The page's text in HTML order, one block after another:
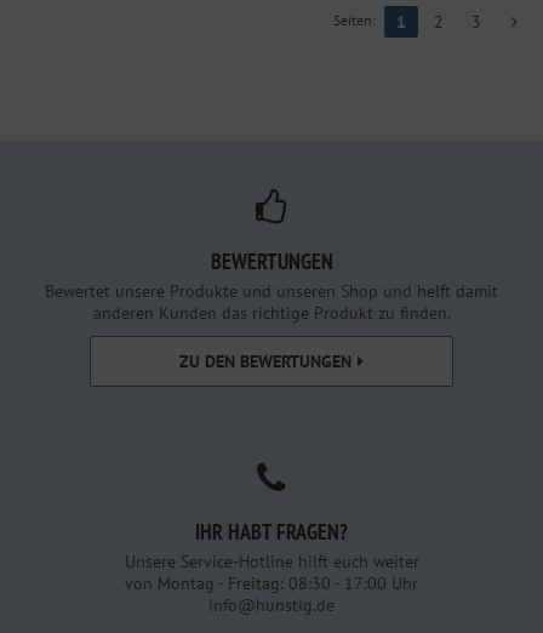
Seiten: 1 2 3
BEWERTUNGEN
Bewertet unsere Produkte und unseren Shop und helft damit
anderen Kunden das richtige Produkt zu finden.
ZU DEN BEWERTUNGEN
IHR HABT FRAGEN?
Unsere Service-Hotline hilft euch weiter
von Montag - Freitag: 08:30 - 17:00 Uhr
info@hunstig.de